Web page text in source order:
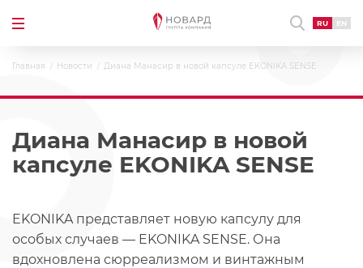
RU EN
Главная Новости Диана Манасир в новой капсуле EKONIKA SENSE
Диана Манасир в новой
капсуле EKONIKA SENSE
EKONIKA представляет новую капсулу для
особых случаев — EKONIKA SENSE. Она
вдохновлена сюрреализмом и винтажным